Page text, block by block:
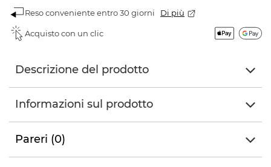
Reso conveniente entro 30 giorni Di più
Acquisto con un clic
Descrizione del prodotto
Informazioni sul prodotto
Pareri (0)